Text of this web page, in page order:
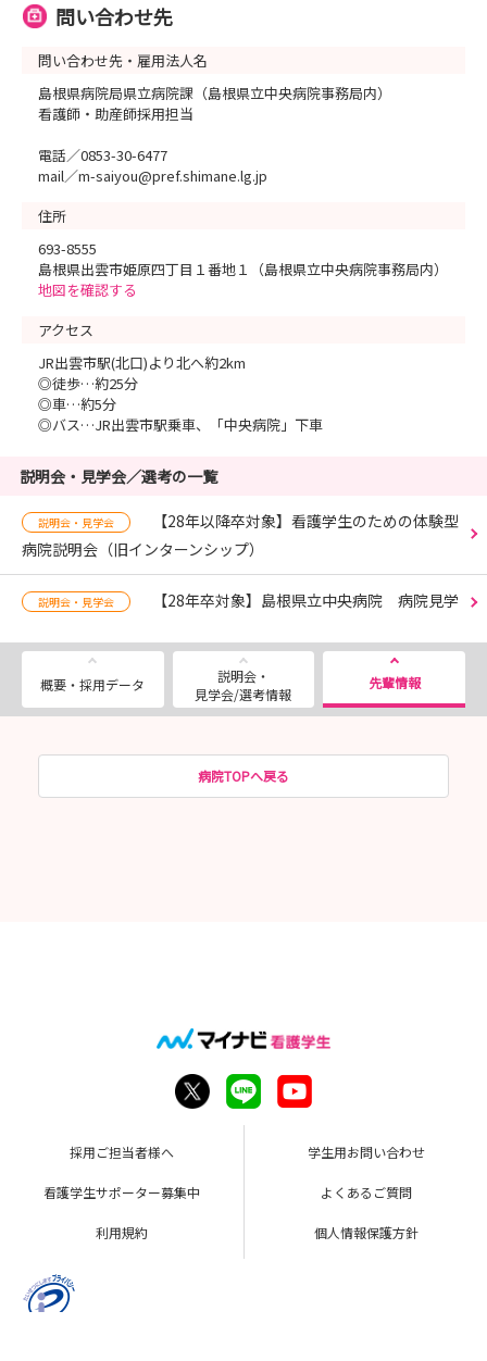
問い合わせ先
問い合わせ先・雇用法人名
島根県病院局県立病院課（島根県立中央病院事務局内）
看護師・助産師採用担当
電話／0853-30-6477
mail／m-saiyou@pref.shimane.lg.jp
住所
693-8555
島根県出雲市姫原四丁目１番地１（島根県立中央病院事務局内）
地図を確認する
アクセス
JR出雲市駅(北口)より北へ約2km
◎徒歩…約25分
◎車…約5分
◎バス…JR出雲市駅乗車、「中央病院」下車
説明会・見学会／選考の一覧
説明会・見学会
【28年以降卒対象】看護学生のための体験型
病院説明会（旧インターンシップ）
説明会・見学会 【28年卒対象】島根県立中央病院 病院見学
概要・採用データ
説明会・
見学会/選考情報
先輩情報
病院TOPへ戻る
採用ご担当者様へ 学生用お問い合わせ
看護学生サポーター募集中 よくあるご質問
利用規約 個人情報保護方針